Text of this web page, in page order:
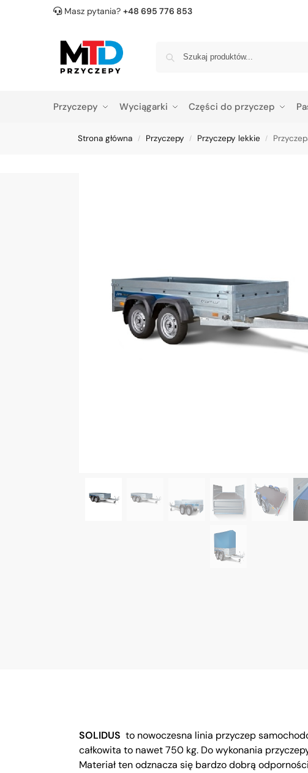
Masz pytania? +48 695 776 853
Przyczepy Wyciągarki Części do przyczep
Strona główna / Przyczepy / Przyczepy lekkie /
SOLIDUS to nowoczesna linia przyczep
całkowita to nawet 750 kg. Do wykonania
Materiał ten odznacza się bardzo dobrą